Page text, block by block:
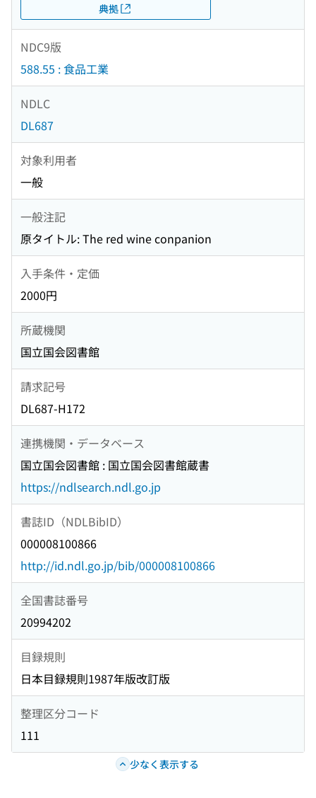
典拠
NDC9版
588.55 : 食品工業
NDLC
DL687
対象利用者
一般
一般注記
原タイトル: The red wine conpanion
入手条件・定価
2000円
所蔵機関
国立国会図書館
請求記号
DL687-H172
連携機関・データベース
国立国会図書館 : 国立国会図書館蔵書
https://ndlsearch.ndl.go.jp
書誌ID（NDLBibID）
000008100866
http://id.ndl.go.jp/bib/000008100866
全国書誌番号
20994202
目録規則
日本目録規則1987年版改訂版
整理区分コード
111
少なく表示する